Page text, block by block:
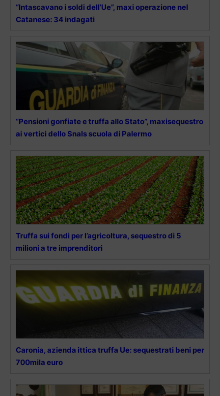
“Intascavano i soldi dell’Ue”, maxi operazione nel
Catanese: 34 indagati
“Pensioni gonfiate e truffa allo Stato”, maxisequestro
ai vertici dello Snals scuola di Palermo
Truffa sui fondi per l’agricoltura, sequestro di 5
milioni a tre imprenditori
Caronia, azienda ittica truffa Ue: sequestrati beni per
700mila euro